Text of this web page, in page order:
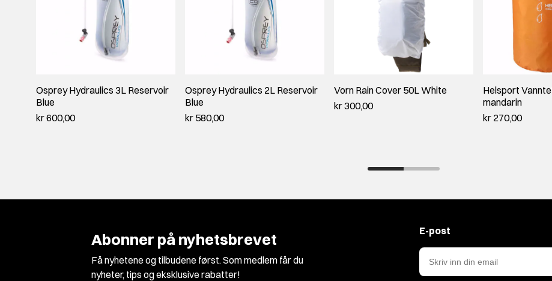
Osprey Hydraulics 3L Reservoir
Blue
kr 600,00
Osprey Hydraulics 2L Reservoir
Blue
kr 580,00
Vorn Rain Cover 50L White
kr 300,00
Helsport
mandarin
kr 270,00
Abonner på nyhetsbrevet
Få nyhetene og tilbudene først. Som medlem får du
nyheter, tips og eksklusive rabatter!
E-post